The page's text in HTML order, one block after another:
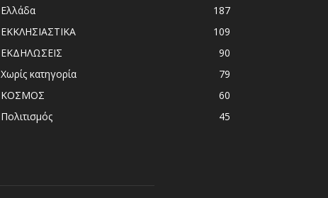
Ελλάδα
187
ΕΚΚΛΗΣΙΑΣΤΙΚΑ
109
ΕΚΔΗΛΩΣΕΙΣ
90
Χωρίς κατηγορία
79
ΚΟΣΜΟΣ
60
Πολιτισμός
45